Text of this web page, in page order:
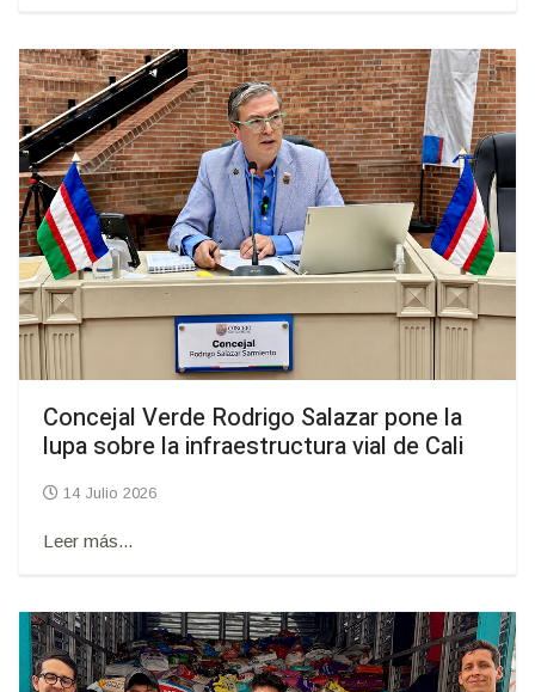
Concejal Verde Rodrigo Salazar pone la
lupa sobre la infraestructura vial de Cali
14 Julio 2026
Leer más...